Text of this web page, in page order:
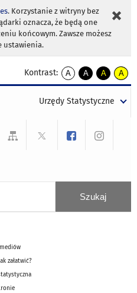
. Korzystanie z witryny bez
oznacza, że będą one
końcowym. Zawsze możesz
ustawienia.
Kontrast:
A
kontrast
A
kontrast
tekst
czarnym
A
kontrast
tekst
czarnym
A
tekst
żółtym
Urzędy Statystyczne
załatwić?